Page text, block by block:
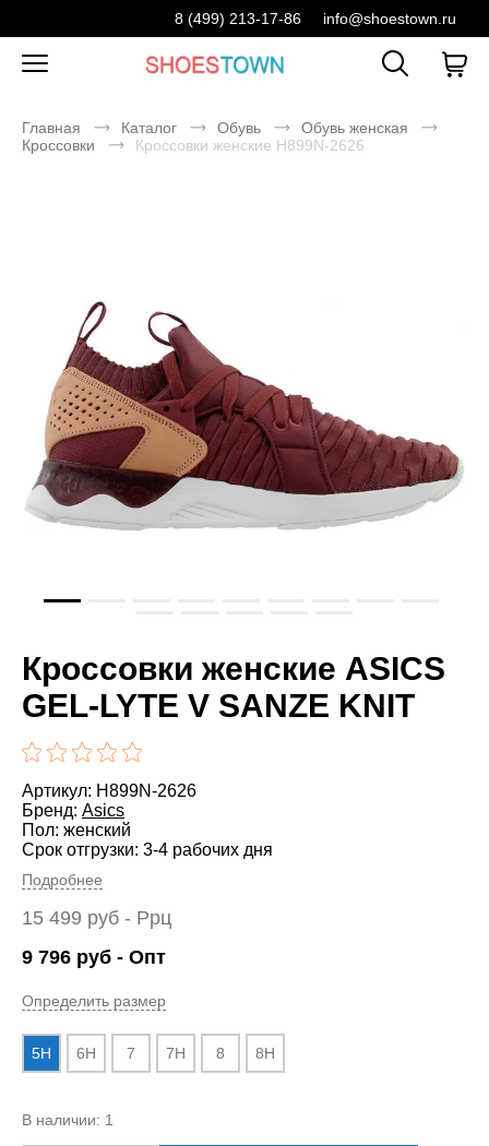
8 (499) 213-17-86 info@shoestown.ru
Главная Каталог Обувь
Обувь женская
Кроссовки
Кроссовки женские H899N-2626
Кроссовки женские ASICS
GEL-LYTE V SANZE KNIT
Артикул: H899N-2626
Бренд: Asics
Пол: женский
Срок отгрузки: 3-4 рабочих дня
Подробнее
15 499 руб - Ррц
9 796 руб - Опт
Определить размер
5H 6H 7 7H 8 8H
В наличии: 1